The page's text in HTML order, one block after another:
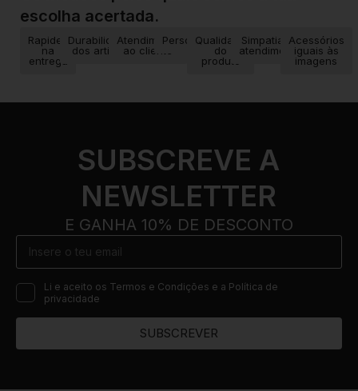
escolha acertada.
Rapidez
na
entrega
Durabilidade
dos artigos
Atendimento
ao cliente
Personalização
Qualidade
do
produto
Simpatia no
atendimento
Acessórios
iguais às
imagens
SUBSCREVE A
NEWSLETTER
E GANHA 10% DE DESCONTO
Li e aceito os Termos e Condições e a Política de
privacidade
SUBSCREVER